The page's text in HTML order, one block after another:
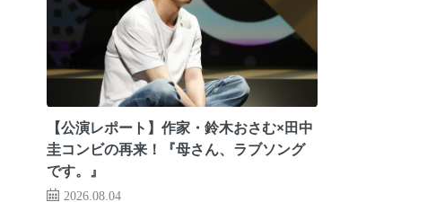
【公演レポート】作家・鈴木おさむ×田中
圭コンビの再来！『母さん、ラブソング
です。』
2026.08.04